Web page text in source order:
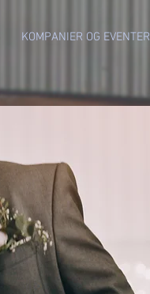
KOMPANIER OG EVENTER